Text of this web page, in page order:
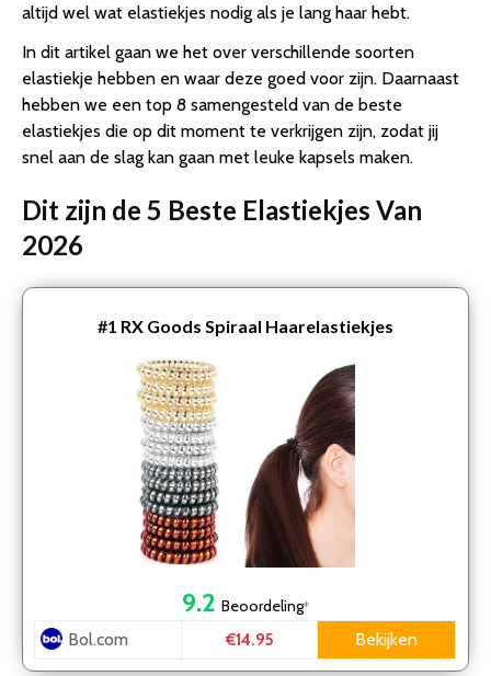
altijd wel wat elastiekjes nodig als je lang haar hebt.
In dit artikel gaan we het over verschillende soorten
elastiekje hebben en waar deze goed voor zijn. Daarnaast
hebben we een top 8 samengesteld van de beste
elastiekjes die op dit moment te verkrijgen zijn, zodat jij
snel aan de slag kan gaan met leuke kapsels maken.
Dit zijn de 5 Beste Elastiekjes Van
2026
#1 RX Goods Spiraal Haarelastiekjes
9.2 Beoordeling*
Bol.com €14.95 Bekijken